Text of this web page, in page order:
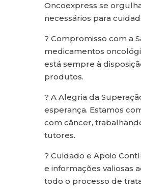
Oncoexpress se
necessários para
? Compromisso com a
medicamentos
está sempre à
produtos.
? A Alegria da
esperança. Estamos
com câncer,
tutores.
? Cuidado e Apoio
e informações valiosas
todo o processo de